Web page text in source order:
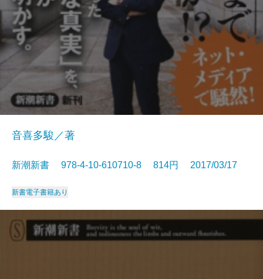
音喜多駿／著
新潮新書 978-4-10-610710-8 814円 2017/03/17
新書電子書籍あり